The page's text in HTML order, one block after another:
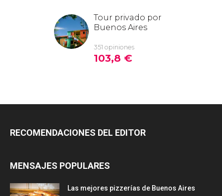
RECOMENDACIONES DEL EDITOR
MENSAJES POPULARES
Las mejores pizzerías de Buenos Aires